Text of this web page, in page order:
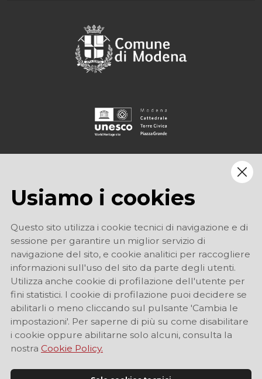
Usiamo i cookies
Questo sito utilizza i cookie tecnici di navigazione e di
sessione per garantire un miglior servizio di
navigazione del sito, e cookie analitici per raccogliere
informazioni sull'uso del sito da parte degli utenti.
Utilizza anche cookie di profilazione dell'utente per
fini statistici. I cookie di profilazione puoi decidere se
abilitarli o meno cliccando sul pulsante 'Cambia le
impostazioni'. Per saperne di più su come disabilitare
i cookie oppure abilitarne solo alcuni, consulta la
nostra Cookie Policy.